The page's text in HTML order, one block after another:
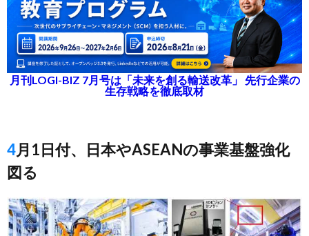
月刊LOGI-BIZ 7月号は「未来を創る輸送改革」 先行企業の
生存戦略を徹底取材
4月1日付、日本やASEANの事業基盤強化
図る